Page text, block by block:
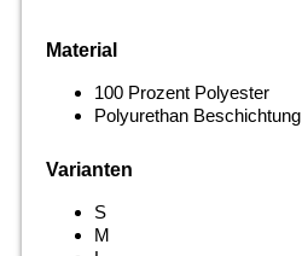
Material
100 Prozent Polyester
Polyurethan Beschichtung
Varianten
S
M